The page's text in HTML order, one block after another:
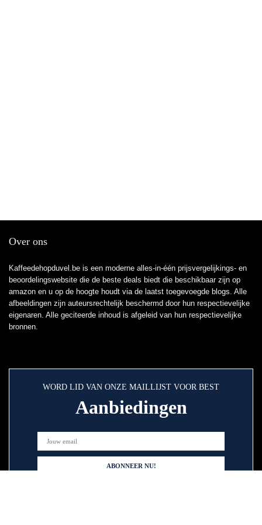
Over ons
Kaffeedehopduvel.be is een moderne alles-in-één prijsvergelijkings- en
beoordelingswebsite die de beste deals biedt die beschikbaar zijn op
amazon en u op de hoogte houdt via de laatst toegevoegde blogs. Alle
afbeeldingen zijn auteursrechtelijk beschermd door hun respectievelijke
eigenaren. Alle geciteerde inhoud is afgeleid van hun respectievelijke
bronnen.
WORD LID VAN ONZE MAILLIJST VOOR BEST
Aanbiedingen